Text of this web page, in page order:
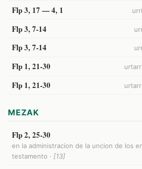
Flp 3, 17 — 4, 1
Flp 3, 7-14
Flp 3, 7-14
Flp 1, 21-30
Flp 1, 21-30
MEZAK
Flp 2, 25-30
en la administracion de la uncion de los
testamento · [13]